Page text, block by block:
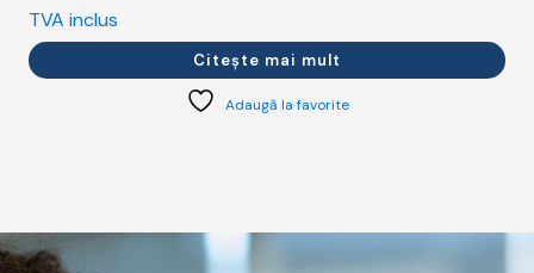
TVA inclus
Citește mai mult
Adaugă la favorite